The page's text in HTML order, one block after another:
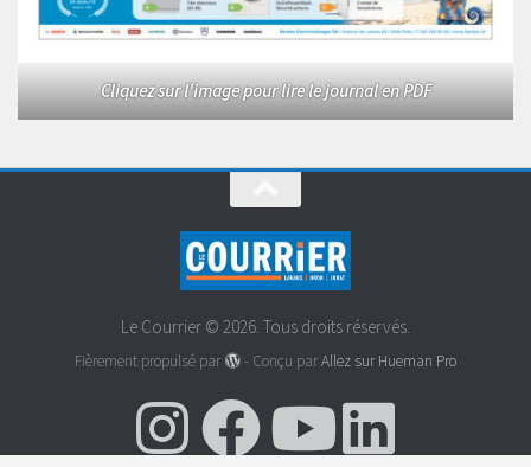
Cliquez sur l'image pour lire le journal en PDF
Le Courrier © 2026. Tous droits réservés.
Fièrement propulsé par - Conçu parAllez sur Hueman Pro